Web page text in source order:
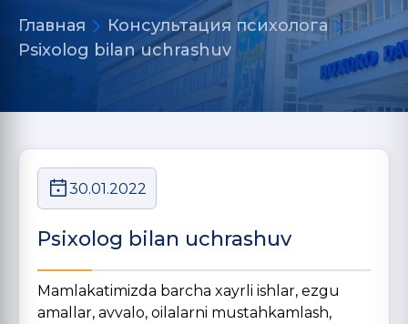
Главная
Консультация психолога
Psixolog bilan uchrashuv
30.01.2022
Psixolog bilan uchrashuv
Mamlakatimizda barcha xayrli ishlar, ezgu
amallar, avvalo, oilalarni mustahkamlash,